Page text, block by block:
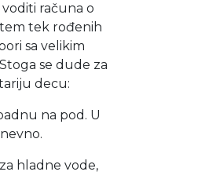
računa o
tek rođenih
sa velikim
se dude za
decu:
na pod. U
hladne vode,